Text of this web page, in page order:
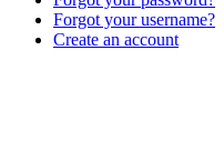
Forgot your username?
Create an account